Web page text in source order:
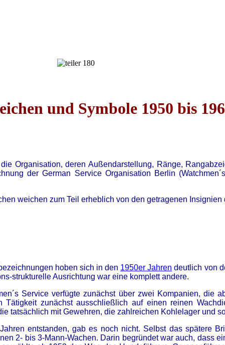
und Symbole 1950 bis
Organisation, deren Außendarstellung, Ränge,
der German Service Organisation Berlin
weichen zum Teil erheblich von den getragenen Insignien
hoben sich in den 1950er Jahren deutlich von
strukturelle Ausrichtung war eine komplett andere.
Service verfügte zunächst über zwei Kompanien, die
Tätigkeit zunächst ausschließlich auf einen reinen
tatsächlich mit Gewehren, die zahlreichen Kohlelager und
entstanden, gab es noch nicht. Selbst das spätere
2- bis 3-Mann-Wachen. Darin begründet war auch, dass